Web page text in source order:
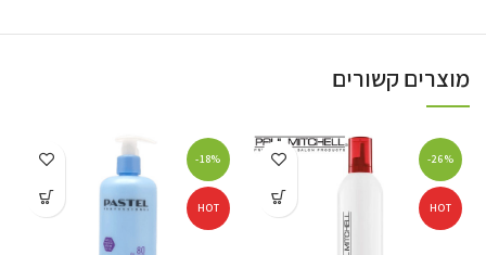
מוצרים קשורים
-26%
HOT
-18%
HOT